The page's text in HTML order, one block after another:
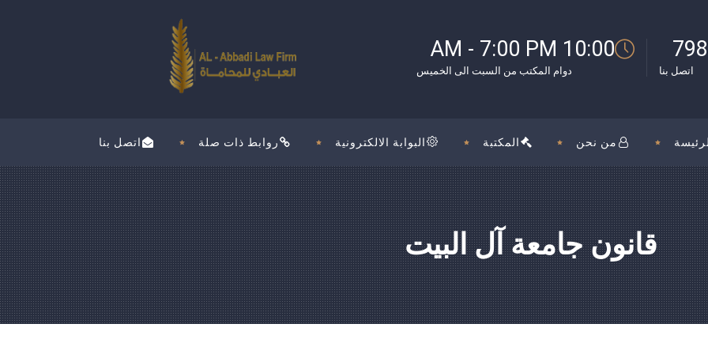
10:00 AM - 7:00 PM
دوام المكتب من السبت الى الخميس اتصل بنا
اتصل بنا روابط ذات صلة البوابة الالكترونية المكتبة من نحن
قانون جامعة آل البيت